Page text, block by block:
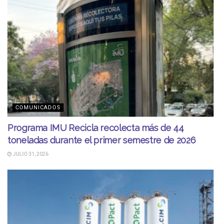
COMUNICADOS
Programa IMU Recicla recolecta más de 44
toneladas durante el primer semestre de 2026
JULIO 31, 2026